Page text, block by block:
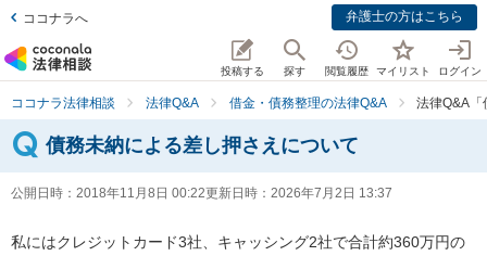
ココナラへ 弁護士の方はこちら
投稿する 探す 閲覧履歴 マイリスト ログイン
ココナラ法律相談 法律Q&A 借金・債務整理の法律Q&A 法律Q&A「
債務未納による差し押さえについて
公開日時： 2018年11月8日 00:22更新日時： 2026年7月2日 13:37
私にはクレジットカード3社、キャッシング2社で合計約360万円の